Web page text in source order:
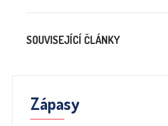
SOUVISEJÍCÍ ČLÁNKY
Zápasy